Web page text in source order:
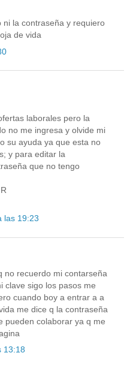
ni la contraseña y requiero
de vida
laborales pero la
no me ingresa y olvide mi
su ayuda ya que esta no
y para editar la
que no tengo
las 19:23
no recuerdo mi contarseña
clave sigo los pasos me
cuando boy a entrar a a
me dice q la contraseña
pueden colaborar ya q me
13:18